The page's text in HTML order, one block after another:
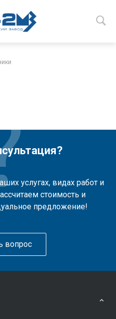
услугах, видах работ и
стоимость и
предложение!
вопрос